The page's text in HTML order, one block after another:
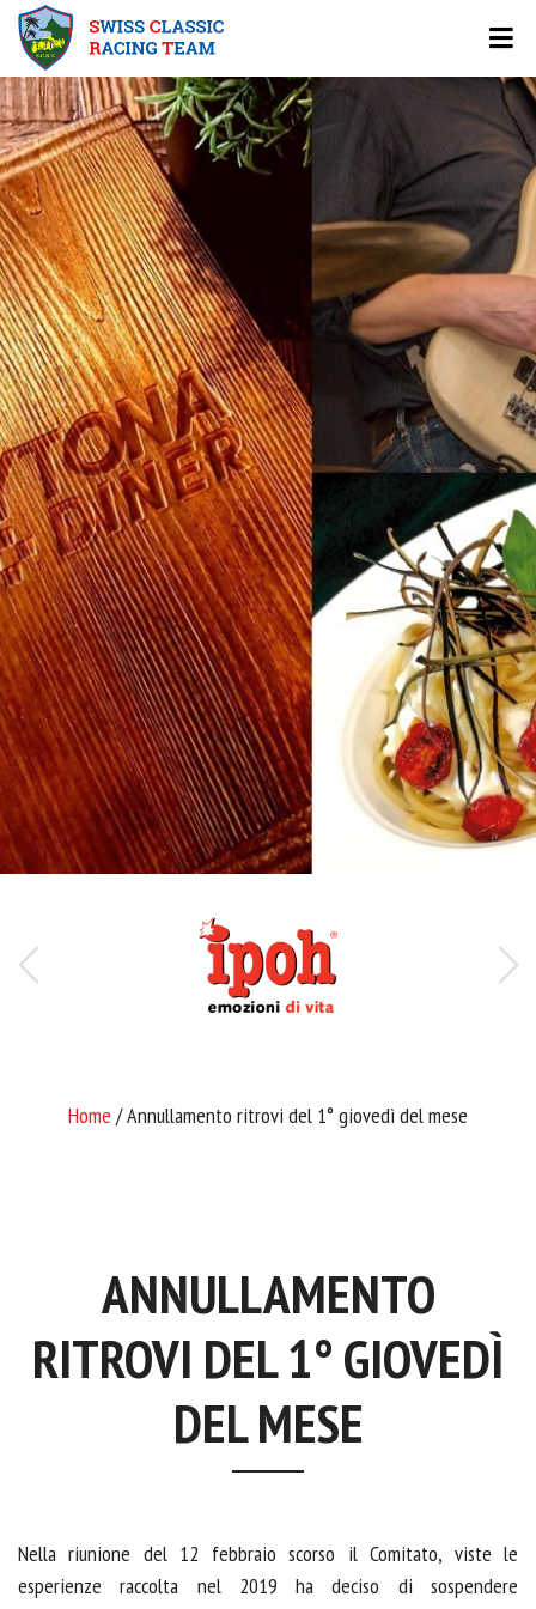
Home / Annullamento ritrovi del 1° giovedì del mese
ANNULLAMENTO
RITROVI DEL 1° GIOVEDÌ
DEL MESE
Nella riunione del 12 febbraio scorso il Comitato, viste le
esperienze raccolta nel 2019 ha deciso di sospendere